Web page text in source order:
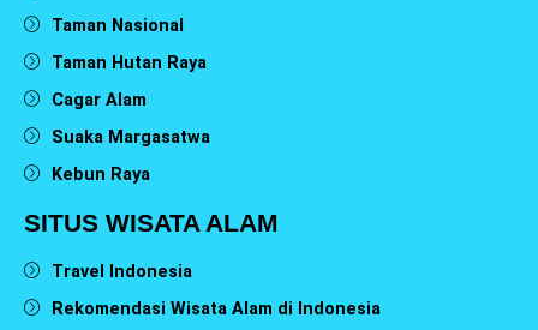
Taman Nasional
Taman Hutan Raya
Cagar Alam
Suaka Margasatwa
Kebun Raya
SITUS WISATA ALAM
Travel Indonesia
Rekomendasi Wisata Alam di Indonesia